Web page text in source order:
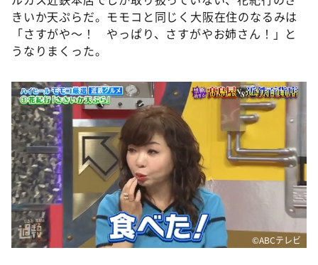
きいか天ぷらだ。モモコと同じく大阪在住のなるみは
「さすがや～！ やっぱり、さすがやお姉さん！」と
うなりまくった。
©ABCテレビ